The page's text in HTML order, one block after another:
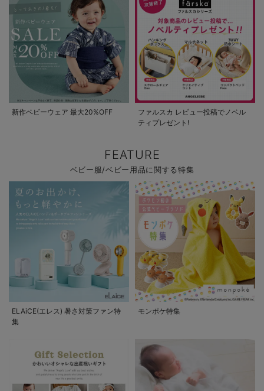
新作ベビーウェア 最大20%OFF
ファルスカ レビュー投稿でノベル
ティプレゼント!
FEATURE
ベビー服/ベビー用品に関する特集
ELAiCE(エレス) 暑さ対策ファン特
集
モンポケ特集